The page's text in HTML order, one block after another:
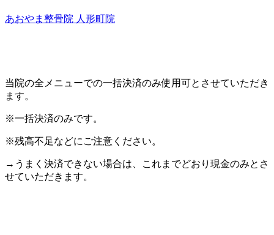
あおやま整骨院 人形町院
当院の全メニューでの一括決済のみ使用可とさせていただき
ます。
※一括決済のみです。
※残高不足などにご注意ください。
→うまく決済できない場合は、これまでどおり現金のみとさ
せていただきます。